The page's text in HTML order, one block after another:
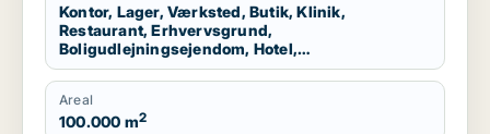
Kontor, Lager, Værksted, Butik, Klinik,
Restaurant, Erhvervsgrund,
Boligudlejningsejendom, Hotel,
Produktionslokaler, Garage
Areal
100.000 m2